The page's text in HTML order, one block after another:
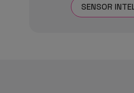
SENSOR